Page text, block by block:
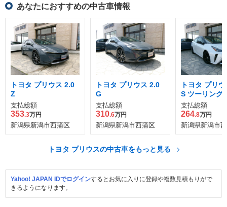
あなたにおすすめの中古車情報
トヨタ プリウス 2.0
Z
支払総額
353.3万円
新潟県新潟市西蒲区
トヨタ プリウス 2.0
G
支払総額
310.6万円
新潟県新潟市西蒲区
トヨタ プリ
S ツーリング
ション ブラ
ィション
支払総額
264.8万円
新潟県新潟市
トヨタ プリウスの中古車をもっと見る
Yahoo! JAPAN IDでログインするとお気に入りに登録や複数見積もりがで
きるようになります。